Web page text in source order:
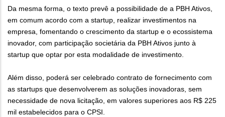
Da mesma forma, o texto prevê a possibilidade de a PBH Ativos,
em comum acordo com a startup, realizar investimentos na
empresa, fomentando o crescimento da startup e o ecossistema
inovador, com participação societária da PBH Ativos junto à
startup que optar por esta modalidade de investimento.
Além disso, poderá ser celebrado contrato de fornecimento com
as startups que desenvolverem as soluções inovadoras, sem
necessidade de nova licitação, em valores superiores aos R$ 225
mil estabelecidos para o CPSI.